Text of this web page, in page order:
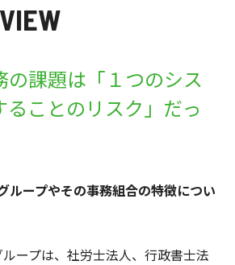
の課題は「１つのシス
ることのリスク」だっ
ループやその事務組合の特徴につい
ループは、社労士法人、行政書士法